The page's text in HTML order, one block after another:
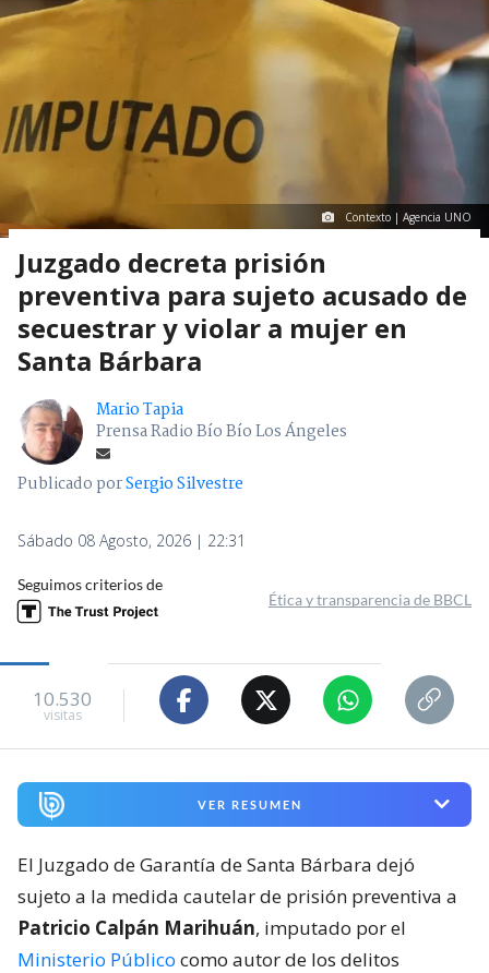
Contexto | Agencia UNO
Juzgado decreta prisión
preventiva para sujeto acusado de
secuestrar y violar a mujer en
Santa Bárbara
Mario Tapia
Prensa Radio Bío Bío Los Ángeles
Publicado porSergio Silvestre
Sábado 08 Agosto, 2026 | 22:31
Seguimos criterios de
Ética y transparencia de BBCL
10.530
visitas
VER RESUMEN
El Juzgado de Garantía de Santa Bárbara dejó
sujeto a la medida cautelar de prisión preventiva a
Patricio Calpán Marihuán, imputado por el
Ministerio Público como autor de los delitos